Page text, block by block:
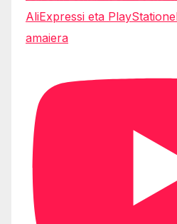
AliExpressi eta
amaiera